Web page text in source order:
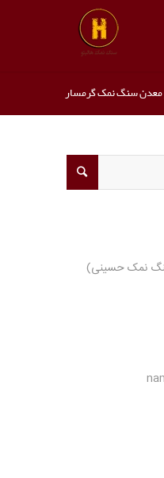
معدن سنگ نمک گرمسار
نمک حسینی)